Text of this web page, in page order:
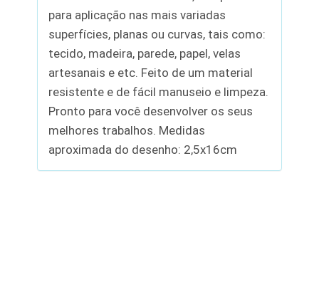
para aplicação nas mais variadas
superfícies, planas ou curvas, tais como:
tecido, madeira, parede, papel, velas
artesanais e etc. Feito de um material
resistente e de fácil manuseio e limpeza.
Pronto para você desenvolver os seus
melhores trabalhos. Medidas
aproximada do desenho: 2,5x16cm